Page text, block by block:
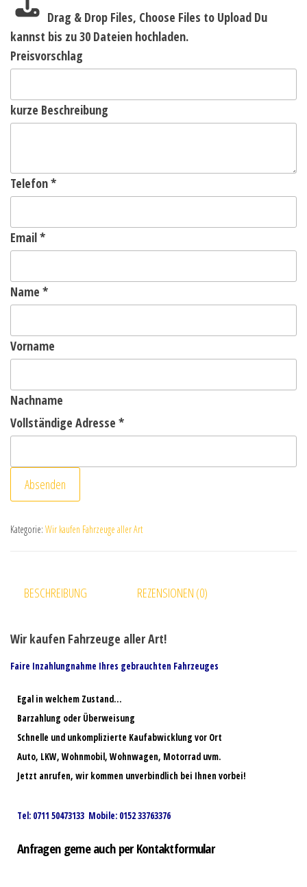
Drag & Drop Files, Choose Files to Upload Du
kannst bis zu 30 Dateien hochladen.
Preisvorschlag
kurze Beschreibung
Telefon*
Email*
Name *
Vorname
Nachname
Vollständige Adresse *
Absenden
Kategorie: Wir kaufen Fahrzeuge aller Art
BESCHREIBUNG REZENSIONEN (0)
Wir kaufen Fahrzeuge aller Art!
Faire Inzahlungnahme Ihres gebrauchten Fahrzeuges
Egal in welchem Zustand…
Barzahlung oder Überweisung
Schnelle und unkomplizierte Kaufabwicklung vor Ort
Auto, LKW, Wohnmobil, Wohnwagen, Motorrad uvm.
Jetzt anrufen, wir kommen unverbindlich bei Ihnen vorbei!
Tel: 0711 50473133 Mobile: 0152 33763376
Anfragen gerne auch per Kontaktformular